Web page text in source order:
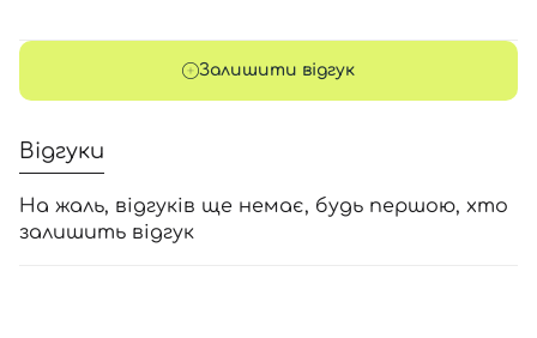
Залишити відгук
Відгуки
На жаль, відгуків ще немає, будь першою, хто
залишить відгук